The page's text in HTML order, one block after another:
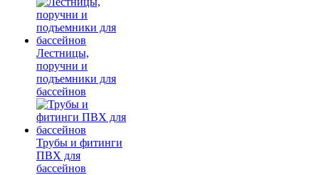
Лестницы,
поручни и
подъемники для
бассейнов
Трубы и фитинги
ПВХ для
бассейнов